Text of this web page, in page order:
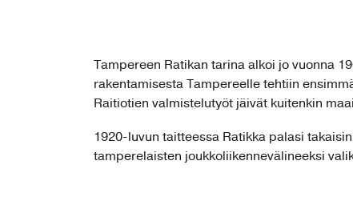
Tampereen Ratikan tarina alkoi jo vuonna
rakentamisesta Tampereelle tehtiin
Raitiotien valmistelutyöt jäivät kuitenkin
1920-luvun taitteessa Ratikka palasi
tamperelaisten joukkoliikennevälineeksi